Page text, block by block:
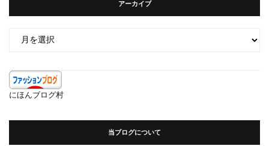
アーカイブ
イ
ブ
にほんブログ村
当ブログについて